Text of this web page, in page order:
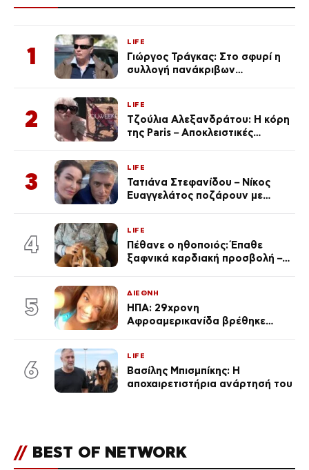
1
LIFE
Γιώργος Τράγκας: Στο σφυρί η
συλλογή πανάκριβων
2
LIFE
Τζούλια Αλεξανδράτου: Η κόρη
της Paris – Αποκλειστικές
3
LIFE
Τατιάνα Στεφανίδου – Νίκος
Ευαγγελάτος ποζάρουν με
4
LIFE
Πέθανε ο ηθοποιός: Έπαθε
ξαφνικά καρδιακή προσβολή – Η
5
ΔΙΕΘΝΗ
ΗΠΑ: 29χρονη
Αφροαμερικανίδα βρέθηκε
6
LIFE
Βασίλης Μπισμπίκης: Η
αποχαιρετιστήρια ανάρτησή του
// BEST OF NETWORK